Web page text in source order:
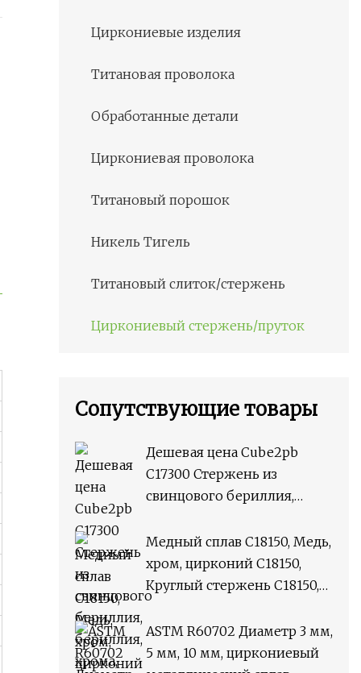
Циркониевые изделия
Титановая проволока
Обработанные детали
Циркониевая проволока
Титановый порошок
Никель Тигель
Титановый слиток/стержень
Циркониевый стержень/пруток
Сопутствующие товары
Дешевая цена Cube2pb
C17300 Стержень из
свинцового бериллия,
медного сплава M25,
круглый стержень
Медный сплав C18150, Медь,
хром, цирконий C18150,
Круглый стержень C18150,
ASTM R60702 Диаметр 3 мм,
5 мм, 10 мм, циркониевый